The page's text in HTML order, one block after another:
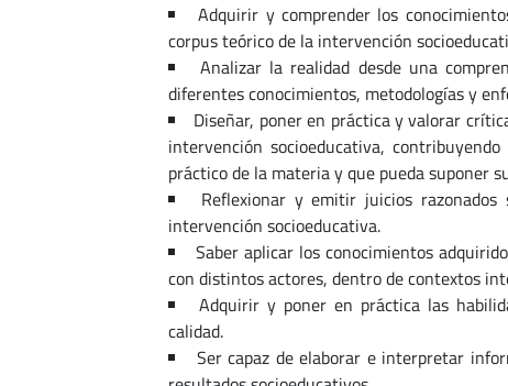
Adquirir y comprender los
corpus teórico de la intervención
Analizar la realidad desde una
diferentes conocimientos, metodologías y
Diseñar, poner en práctica y valorar
intervención socioeducativa,
práctico de la materia y que pueda suponer
Reflexionar y emitir juicios razonados
intervención socioeducativa.
Saber aplicar los conocimientos
con distintos actores, dentro de contextos
Adquirir y poner en práctica las
calidad.
Ser capaz de elaborar e interpretar